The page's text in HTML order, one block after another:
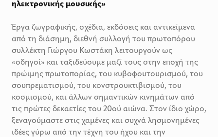
ηλεκτρονικής μουσικής»
Έργα ζωγραφικής, σχέδια, εκδόσεις και αντικείμενα
από τη διάσημη, διεθνή συλλογή του πρωτοπόρου
συλλέκτη Γιώργου Κωστάκη λειτουργούν ως
«οδηγοί» και ταξιδεύουμε μαζί τους στην εποχή της
πρώιμης πρωτοπορίας, του κυβοφουτουρισμού, του
σουπρεματισμού, του κονστρουκτιβισμού, του
κοσμισμού, και άλλων σημαντικών κινημάτων από
τις πρώτες δεκαετίες του 20ού αιώνα. Στον ίδιο χώρο,
ξεναγούμαστε στις χαμένες και συχνά λησμονημένες
ιδέες γύρω από την τέχνη του ήχου και την